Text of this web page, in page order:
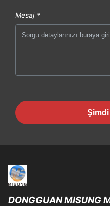
Mesaj *
DONGGUAN MISUNG